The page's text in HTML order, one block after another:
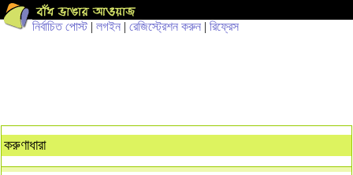
নির্বাচিত পোস্ট| লগইন | রেজিস্ট্রেশন করুন | রিফ্রেস
করুণাধারা